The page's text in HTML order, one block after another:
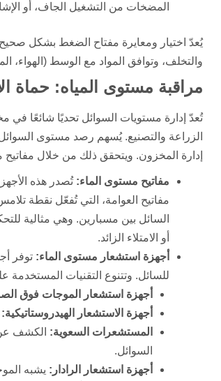
المضخات من التشغيل الجاف، أو
يُعدّ اختيار ومعايرة مفتاح الضغط بشكل
والتخلف، وتوافق المواد مع الوسط (الهواء،
مراقبة مستوى المياه: حماة
تُعدّ إدارة مستويات السوائل تحديًا شائعًا في
الزراعة والتصنيع. يُسهم رصد مستوى
إدارة المخزون. ويتحقق ذلك من خلال
مفاتيح مستوى الماء: تُصدر هذه
مفاتيح العوامة، التي تُفعّل نقطة
السائل بين مسبارين. وهي مثالية
أو الامتلاء الزائد.
أجهزة استشعار مستوى الماء: توفر
للسائل. وتتنوع التقنيات
أجهزة استشعار الموجات فوق
أجهزة الاستشعار الهيدروستاتيكية:
المستشعرات السعوية: الكشف عن
السوائل.
أجهزة استشعار الرادار: يشبه